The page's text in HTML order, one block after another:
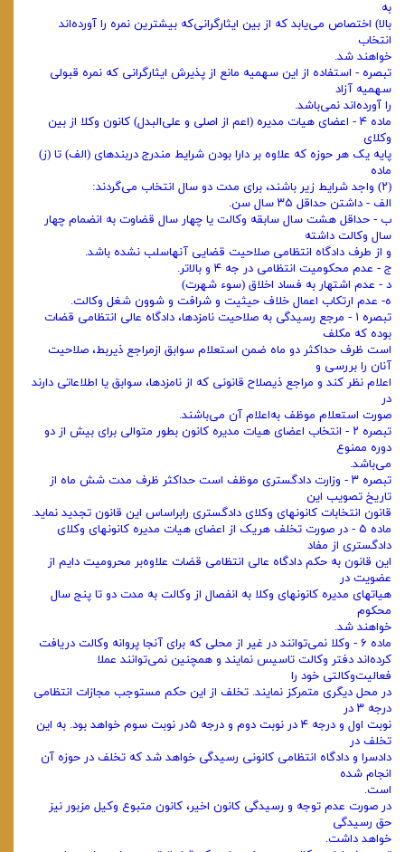
به
بالا) اختصاص می‌یابد که از بین ایثارگرانی‌که بیشترین نمره را آورده‌اند
انتخاب
خواهند شد.
‌تبصره - استفاده از این سهمیه مانع از پذیرش ایثارگرانی که نمره قبولی
سهمیه آزاد
را آورده‌اند نمی‌باشد.
‌ماده ۴ - اعضای هیات مدیره (‌اعم از اصلی و علی‌البدل) کانون وکلا از بین
وکلای
پایه یک هر حوزه که علاوه بر دارا بودن شرایط مندرج در‌بندهای (‌الف) تا (‌ز)
ماده
(۲) واجد شرایط زیر باشند، برای مدت دو سال انتخاب می‌گردند:
‌الف - داشتن حداقل ۳۵ سال سن.
ب - حداقل هشت سال سابقه وکالت یا چهار سال قضاوت به انضمام چهار
سال وکالت داشته
و از طرف دادگاه انتظامی صلاحیت قضایی آنها‌سلب نشده باشد.
ج - عدم محکومیت انتظامی در جه ۴ و بالاتر.
‌د - عدم اشتهار به فساد اخلاق (‌سوء شهرت)
ه- عدم ارتکاب اعمال خلاف حیثیت و شرافت و شوون شغل وکالت.
‌تبصره ۱ - مرجع رسیدگی به صلاحیت نامزدها، دادگاه عالی انتظامی قضات
بوده که مکلف
است ظرف حداکثر دو ماه ضمن استعلام سوابق از‌مراجع ذیربط، صلاحیت
آنان را بررسی و
اعلام نظر کند و مراجع ذیصلاح قانونی که از نامزدها، سوابق یا اطلاعاتی دارند
در
صورت استعلام موظف به‌اعلام آن می‌باشند.
‌تبصره ۲ - انتخاب اعضای هیات مدیره کانون بطور متوالی برای بیش از دو
دوره ممنوع
می‌باشد.
‌تبصره ۳ - وزارت دادگستری موظف است حداکثر ظرف مدت شش ماه از
تاریخ تصویب این
قانون انتخابات کانونهای وکلای دادگستری را‌براساس این قانون تجدید نماید.
‌ماده ۵ - در صورت تخلف هریک از اعضای هیات مدیره کانونهای وکلای
دادگستری از مفاد
این قانون به حکم دادگاه عالی انتظامی قضات علاوه‌بر محرومیت دایم از
عضویت در
هیاتهای مدیره کانونهای وکلا به انفصال از وکالت به مدت دو تا پنج سال
محکوم
خواهند شد.
‌ماده ۶ - وکلا نمی‌توانند در غیر از محلی که برای آنجا پروانه وکالت دریافت
کرده‌اند دفتر وکالت تاسیس نمایند و همچنین نمی‌توانند عملا
فعالیت‌وکالتی خود را
در محل دیگری متمرکز نمایند. تخلف از این حکم مستوجب مجازات انتظامی
درجه ۳ در
نوبت اول و درجه ۴ در نوبت دوم و درجه ۵‌در نوبت سوم خواهد بود. به این
تخلف در
دادسرا و دادگاه انتظامی کانونی رسیدگی خواهد شد که تخلف در حوزه آن
انجام شده
است.
‌در صورت عدم توجه و رسیدگی کانون اخیر، کانون متبوع وکیل مزبور نیز
حق رسیدگی
خواهد داشت.